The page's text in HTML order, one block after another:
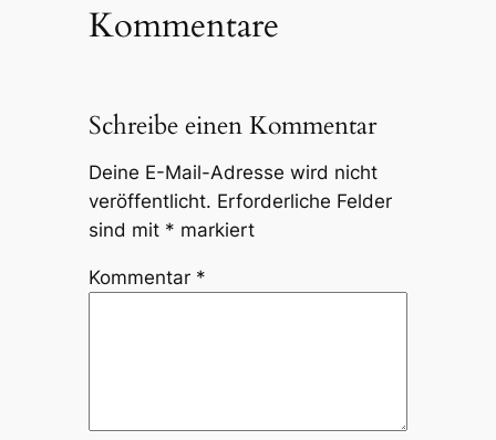
Kommentare
Schreibe einen Kommentar
Deine E-Mail-Adresse wird nicht
veröffentlicht. Erforderliche Felder
sind mit * markiert
Kommentar *